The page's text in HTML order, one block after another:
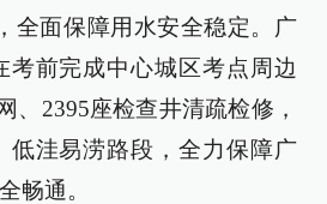
全面保障用水安全稳定。广
考前完成中心城区考点周边
、2395座检查井清疏检修，
低洼易涝路段，全力保障广
畅通。